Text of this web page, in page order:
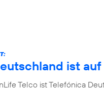
ist
Telco ist Telefónica